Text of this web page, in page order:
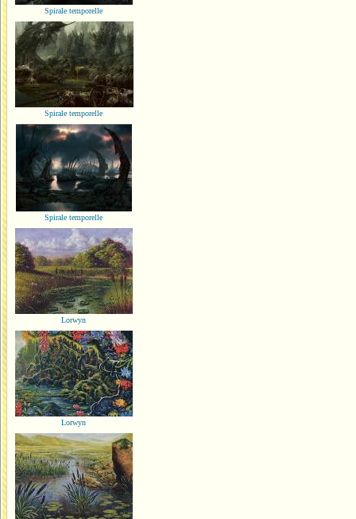
Spirale temporelle
Spirale temporelle
Spirale temporelle
Lorwyn
Lorwyn